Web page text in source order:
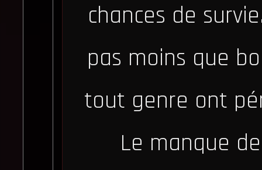
chances de
pas moins que
tout genre ont
Le manque